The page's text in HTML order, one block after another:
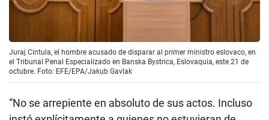
Juraj Cintula, el hombre acusado de disparar al primer ministro eslovaco, en
el Tribunal Penal Especializado en Banska Bystrica, Eslovaquia, este 21 de
octubre. Foto: EFE/EPA/Jakub Gavlak
“No se arrepiente en absoluto de sus actos. Incluso